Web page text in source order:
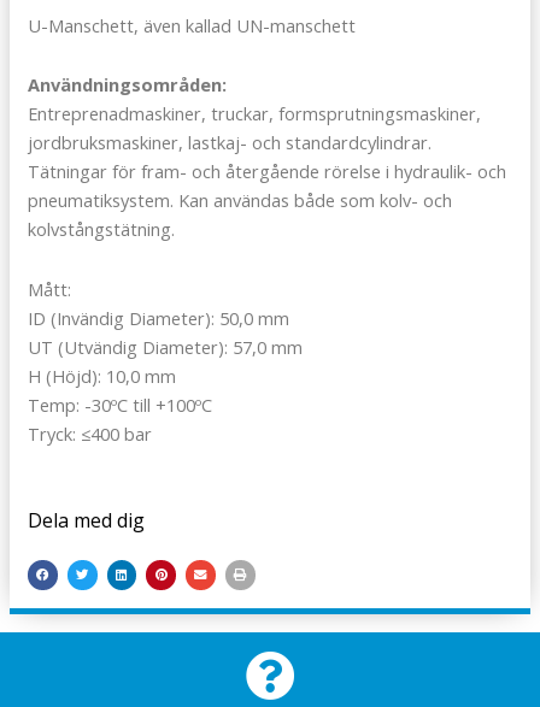
U-Manschett, även kallad UN-manschett
Användningsområden:
Entreprenadmaskiner, truckar, formsprutningsmaskiner,
jordbruksmaskiner, lastkaj- och standardcylindrar.
Tätningar för fram- och återgående rörelse i hydraulik- och
pneumatiksystem. Kan användas både som kolv- och
kolvstångstätning.
Mått:
ID (Invändig Diameter): 50,0 mm
UT (Utvändig Diameter): 57,0 mm
H (Höjd): 10,0 mm
Temp: -30ºC till +100ºC
Tryck: ≤400 bar
Dela med dig